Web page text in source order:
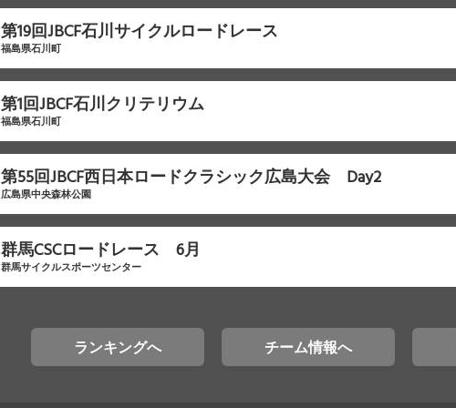
第19回JBCF石川サイクルロードレース
福島県石川町
第1回JBCF石川クリテリウム
福島県石川町
第55回JBCF西日本ロードクラシック広島大会 Day2
広島県中央森林公園
群⾺CSCロードレース 6月
群馬サイクルスポーツセンター
ランキングへ チーム情報へ